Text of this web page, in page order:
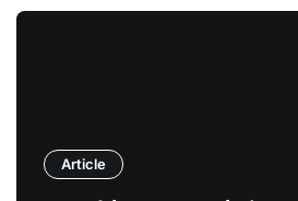
Article